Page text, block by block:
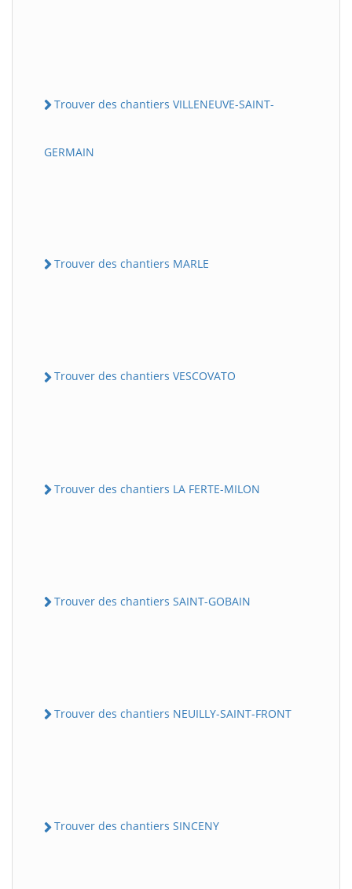
Trouver des chantiers VILLENEUVE-SAINT-
GERMAIN
Trouver des chantiers MARLE
Trouver des chantiers VESCOVATO
Trouver des chantiers LA FERTE-MILON
Trouver des chantiers SAINT-GOBAIN
Trouver des chantiers NEUILLY-SAINT-FRONT
Trouver des chantiers SINCENY